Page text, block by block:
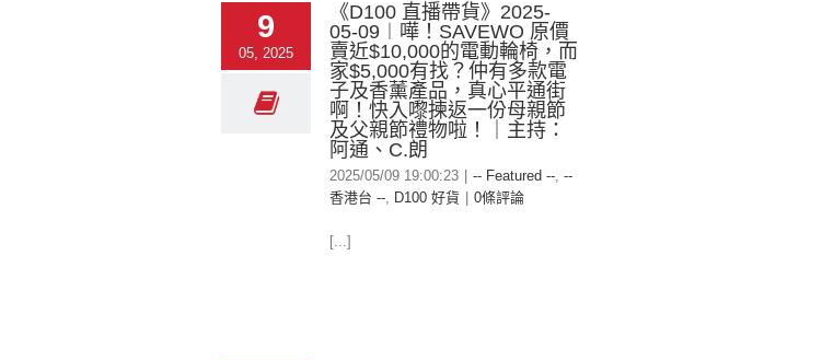
9
05, 2025
《D100 直播帶貨》2025-
05-09︱嘩！SAVEWO 原價
賣近$10,000的電動輪椅，而
家$5,000有找？仲有多款電
子及香薰產品，真心平通街
啊！快入嚟揀返一份母親節
及父親節禮物啦！｜主持：
阿通、C.朗
2025/05/09 19:00:23 -- Featured --, --
香港台 --, D100 好貨 0條評論
[...]